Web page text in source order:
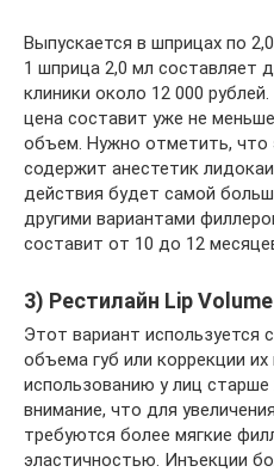
Выпускается в шприцах по
1 шприца 2,0 мл составляет
клиники около 12 000
цена составит уже не
объем. Нужно отметить, что
содержит анестетик
действия будет самой
другими вариантами
составит от 10 до 12
3) Рестилайн Lip
Этот вариант используется
объема губ или коррекции
использованию у лиц
внимание, что для
требуются более мягкие
эластичностью. Инъекции